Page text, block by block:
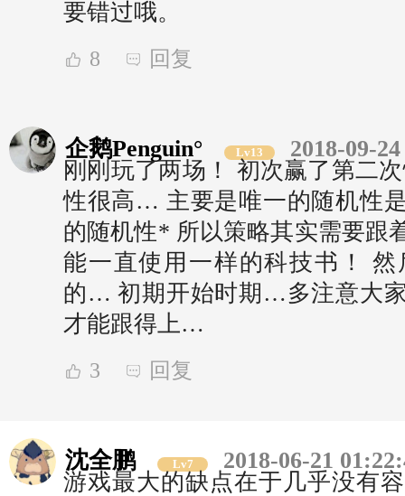
要错过哦。
8 回复
企鹅Penguin° Lv13
2018-09-
刚刚玩了两场！ 初次赢了第二
性很高… 主要是唯一的随机性
的随机性* 所以策略其实需要跟
能一直使用一样的科技书！ 然
的… 初期开始时期…多注意大
才能跟得上…
3 回复
沈全鹏 Lv7
2018-06-21
游戏最大的缺点在于几乎没有